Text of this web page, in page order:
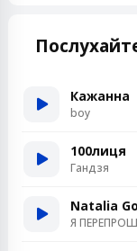
Кажанна
boy
100лиця
Гандзя
Natalia
Я